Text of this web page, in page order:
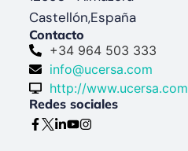
Castellón,España
Contacto
+34 964 503 333
info@ucersa.com
http://www.ucersa.com
Redes sociales